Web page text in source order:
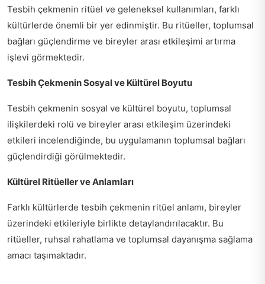
Tesbih çekmenin ritüel ve geleneksel kullanımları, farklı
kültürlerde önemli bir yer edinmiştir. Bu ritüeller, toplumsal
bağları güçlendirme ve bireyler arası etkileşimi artırma
işlevi görmektedir.
Tesbih Çekmenin Sosyal ve Kültürel Boyutu
Tesbih çekmenin sosyal ve kültürel boyutu, toplumsal
ilişkilerdeki rolü ve bireyler arası etkileşim üzerindeki
etkileri incelendiğinde, bu uygulamanın toplumsal bağları
güçlendirdiği görülmektedir.
Kültürel Ritüeller ve Anlamları
Farklı kültürlerde tesbih çekmenin ritüel anlamı, bireyler
üzerindeki etkileriyle birlikte detaylandırılacaktır. Bu
ritüeller, ruhsal rahatlama ve toplumsal dayanışma sağlama
amacı taşımaktadır.